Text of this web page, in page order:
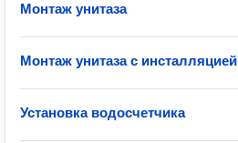
Монтаж унитаза
Монтаж унитаза с инсталляцией
Установка водосчетчика